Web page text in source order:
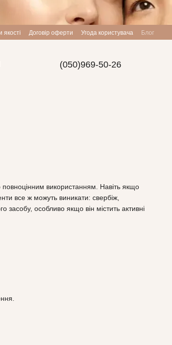
якості Договір оферти Угода користувача
Блог
(050)969-50-26
повноцінним використанням. Навіть якщо
все ж можуть виникати: свербіж,
особливо якщо він містить активні